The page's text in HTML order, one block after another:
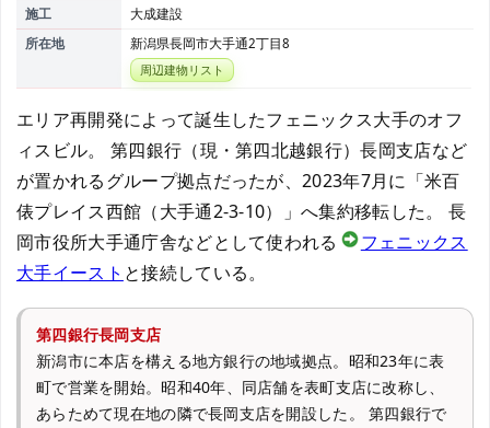
施工
大成建設
所在地
新潟県長岡市大手通2丁目8
周辺建物リスト
エリア再開発によって誕生したフェニックス大手のオフ
ィスビル。 第四銀行（現・第四北越銀行）長岡支店など
が置かれるグループ拠点だったが、2023年7月に「米百
俵プレイス西館（大手通2-3-10）」へ集約移転した。 長
岡市役所大手通庁舎などとして使われる
フェニックス
大手イースト と接続している。
第四銀行長岡支店
新潟市に本店を構える地方銀行の地域拠点。昭和23年に表
町で営業を開始。昭和40年、同店舗を表町支店に改称し、
あらためて現在地の隣で長岡支店を開設した。 第四銀行で